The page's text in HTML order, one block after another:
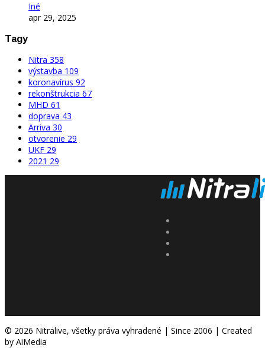
Iné
apr 29, 2025
Tagy
Nitra 358
výstavba 109
koronavírus 92
rekonštrukcia 67
MHD 61
doprava 43
Arriva 30
otvorenie 29
UKF 29
2021 29
© 2026 Nitralive, všetky práva vyhradené | Since 2006 | Created
by AiMedia